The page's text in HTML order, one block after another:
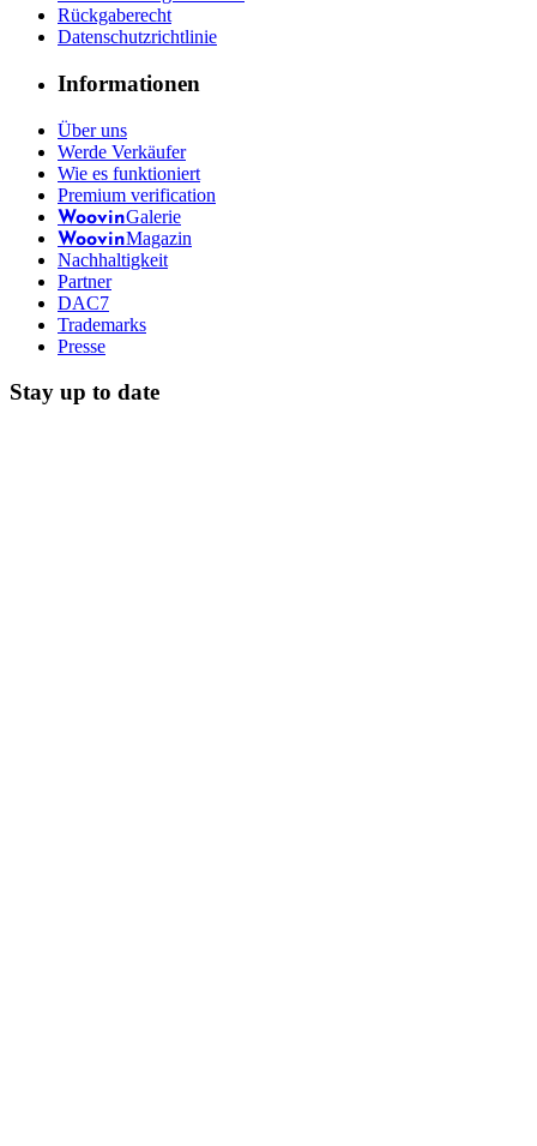
Rückgaberecht
Datenschutzrichtlinie
Informationen
Über uns
Werde Verkäufer
Wie es funktioniert
Premium verification
WoovinGalerie
WoovinMagazin
Nachhaltigkeit
Partner
DAC7
Trademarks
Presse
Stay up to date